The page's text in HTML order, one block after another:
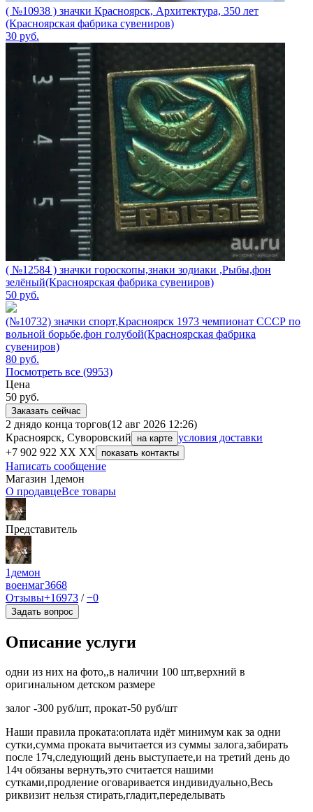
( №10938 ) значки Красноярск, Архитектура, 350 лет
(Красноярская фабрика сувениров)
30 руб.
( №12584 ) значки гороскопы,знаки зодиаки ,Рыбы,фон
зелёный(Красноярская фабрика сувениров)
50 руб.
(№10732) значки спорт,Красноярск 1973 чемпионат СССР по
вольной борьбе,фон голубой(Красноярская фабрика
сувениров)
80 руб.
Посмотреть все (9953)
Цена
50 руб.
Заказать сейчас
2 днядо конца торгов(12 авг 2026 12:26)
Красноярск, Суворовский
на карте условия доставки
+7 902 922 XX XX
показать контакты
Написать сообщение
Магазин 1демон
О продавцеВсе товары
Представитель
1демон
военмаг3668
Отзывы+16973 /−0
Задать вопрос
Описание услуги
одни из них на фото,,в наличии 100 шт,верхний в
оригинальном детском размере
залог -300 руб/шт, прокат-50 руб/шт
Наши правила проката:оплата идёт минимум как за одни
сутки,сумма проката вычитается из суммы залога,забирать
после 17ч,следующий день выступаете,и на третий день до
14ч обязаны вернуть,это считается нашими
сутками,продление оговаривается индивидуально,Весь
риквизит нельзя стирать,гладит,переделывать